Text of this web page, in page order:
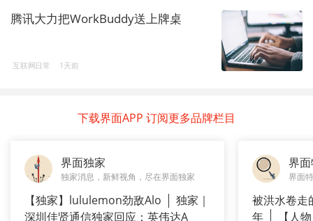
腾讯大力把WorkBuddy送上牌桌
互联网日常 1天前
下载界面APP 订阅更多品牌栏目
界面独家
独家消息，新鲜视角，尽在界面独家
【独家】lululemon劲敌Alo
独家｜
深圳佳贤通信独家回应：英伟达A
界
界面
被洪水卷走
年
【人